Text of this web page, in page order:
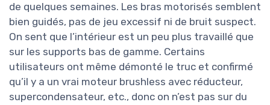
de quelques semaines. Les bras motorisés semblent
bien guidés, pas de jeu excessif ni de bruit suspect.
On sent que l’intérieur est un peu plus travaillé que
sur les supports bas de gamme. Certains
utilisateurs ont même démonté le truc et confirmé
qu’il y a un vrai moteur brushless avec réducteur,
supercondensateur, etc., donc on n’est pas sur du